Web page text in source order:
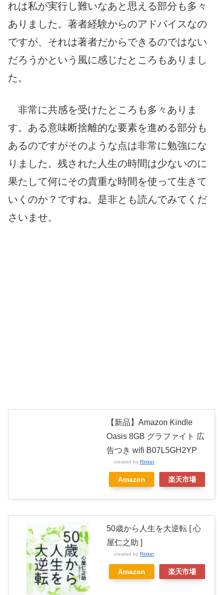
れは私が実行し難いなあと思える部分も多々
ありました。著者経験からのアドバイスなの
ですが、それは著者だからできるのではない
だろうかという風に感じたところもありまし
た。
非常に共感を受けたところも多々ありま
す。ある意味断捨離的な要素を進める部分も
あるのですがそのような点は非常に勉強にな
りました。残された人生の時間は少ないのに
果たして何にその貴重な時間を使って生きて
いくのか？ですね。是非とも読んでみてくだ
さいませ。
【新品】Amazon Kindle
Oasis 8GB グラファイト 広
告つき wifi B07L5GH2YP
created by Rinker
Amazon 楽天市場
50歳から人生を大逆転 [ 心
屋仁之助 ]
created by Rinker
Amazon 楽天市場